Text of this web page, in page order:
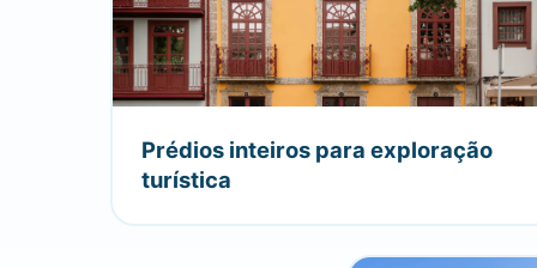
Prédios inteiros para exploração
turística